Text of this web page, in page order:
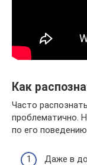
Как
Часто
проблематично.
по его
Даже в